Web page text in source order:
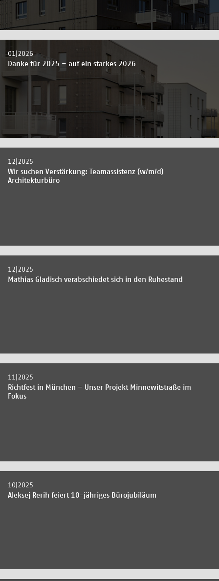
01|2026
Danke für 2025 – auf ein starkes 2026
12|2025
Wir suchen Verstärkung: Teamassistenz (w/m/d)
Architekturbüro
12|2025
Mathias Gladisch verabschiedet sich in den Ruhestand
11|2025
Richtfest in München – Unser Projekt Minnewitstraße im
Fokus
10|2025
Aleksej Rerih feiert 10-jähriges Bürojubiläum